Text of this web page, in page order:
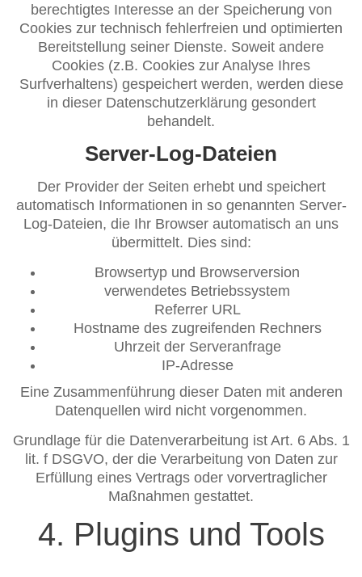
berechtigtes Interesse an der Speicherung von
Cookies zur technisch fehlerfreien und optimierten
Bereitstellung seiner Dienste. Soweit andere
Cookies (z.B. Cookies zur Analyse Ihres
Surfverhaltens) gespeichert werden, werden diese
in dieser Datenschutzerklärung gesondert
behandelt.
Server-Log-Dateien
Der Provider der Seiten erhebt und speichert
automatisch Informationen in so genannten Server-
Log-Dateien, die Ihr Browser automatisch an uns
übermittelt. Dies sind:
Browsertyp und Browserversion
verwendetes Betriebssystem
Referrer URL
Hostname des zugreifenden Rechners
Uhrzeit der Serveranfrage
IP-Adresse
Eine Zusammenführung dieser Daten mit anderen
Datenquellen wird nicht vorgenommen.
Grundlage für die Datenverarbeitung ist Art. 6 Abs. 1
lit. f DSGVO, der die Verarbeitung von Daten zur
Erfüllung eines Vertrags oder vorvertraglicher
Maßnahmen gestattet.
4. Plugins und Tools